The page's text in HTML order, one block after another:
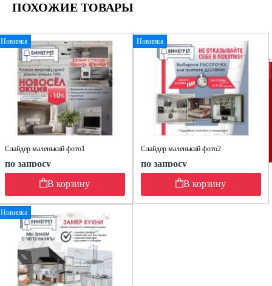
ПОХОЖИЕ ТОВАРЫ
Новинка
Слайдер маленький фото1
по запросу
В корзину
Новинка
Слайдер маленький фото2
по запросу
В корзину
Новинка